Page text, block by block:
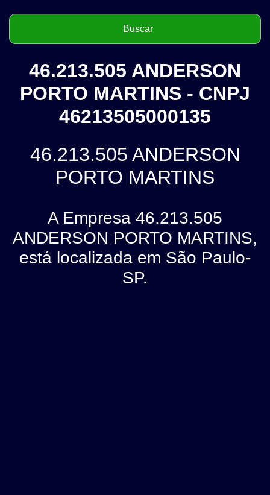
46.213.505 ANDERSON
PORTO MARTINS - CNPJ
46213505000135
46.213.505 ANDERSON
PORTO MARTINS
A Empresa 46.213.505
ANDERSON PORTO MARTINS,
está localizada em São Paulo-
SP.